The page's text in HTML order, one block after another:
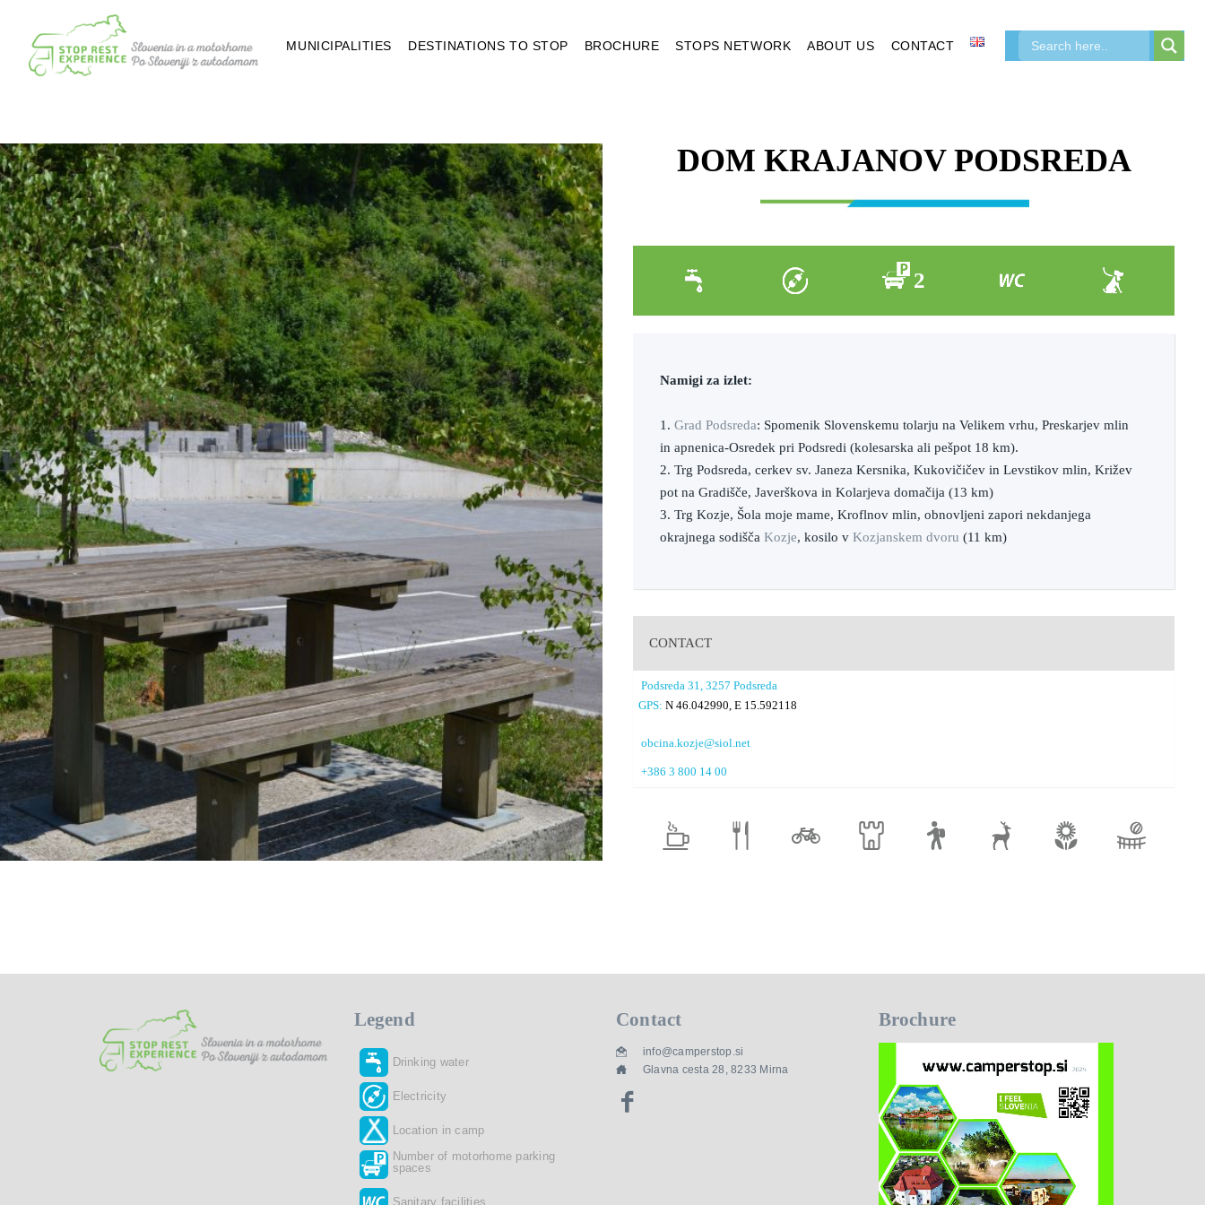
MUNICIPALITIES DESTINATIONS TO STOP BROCHURE STOPS NETWORK ABOUT US CONTACT
DOM KRAJANOV PODSREDA
2
Namigi za izlet:
1. Grad Podsreda: Spomenik Slovenskemu tolarju na Velikem vrhu, Preskarjev mlin
in apnenica-Osredek pri Podsredi (kolesarska ali pešpot 18 km).
2. Trg Podsreda, cerkev sv. Janeza Kersnika, Kukovičičev in Levstikov mlin, Križev
pot na Gradišče, Javerškova in Kolarjeva domačija (13 km)
3. Trg Kozje, Šola moje mame, Kroflnov mlin, obnovljeni zapori nekdanjega
okrajnega sodišča Kozje, kosilo v Kozjanskem dvoru (11 km)
CONTACT
Podsreda 31, 3257 Podsreda
GPS: N 46.042990, E 15.592118
obcina.kozje@siol.net
+386 3 800 14 00
Legend
Drinking water
Electricity
Location in camp
Number of motorhome parking
spaces
Sanitary facilities
Contact
info@camperstop.si
Glavna cesta 28, 8233 Mirna
Brochure